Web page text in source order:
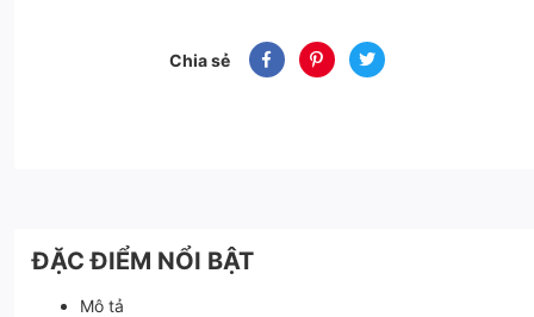
Chia sẻ
ĐẶC ĐIỂM NỔI BẬT
Mô tả